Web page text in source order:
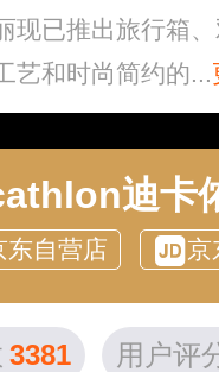
现已推出旅行箱
艺和时尚简约的...
迪卡
东自营店 京
3381 用户评